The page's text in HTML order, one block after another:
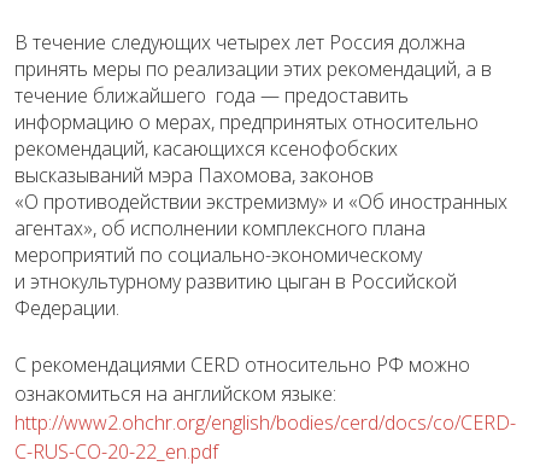
В течение следующих четырех лет Россия должна
принять меры по реализации этих рекомендаций, а в
течение ближайшего года — предоставить
информацию о мерах, предпринятых относительно
рекомендаций, касающихся ксенофобских
высказываний мэра Пахомова, законов
«О противодействии экстремизму» и «Об иностранных
агентах», об исполнении комплексного плана
мероприятий по социально-экономическому
и этнокультурному развитию цыган в Российской
Федерации.
С рекомендациями CERD относительно РФ можно
ознакомиться на английском языке:
http://www2.ohchr.org/english/bodies/cerd/docs/co/CERD-
C-RUS-CO-20-22_en.pdf